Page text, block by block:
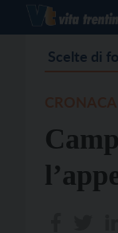
Scelte di